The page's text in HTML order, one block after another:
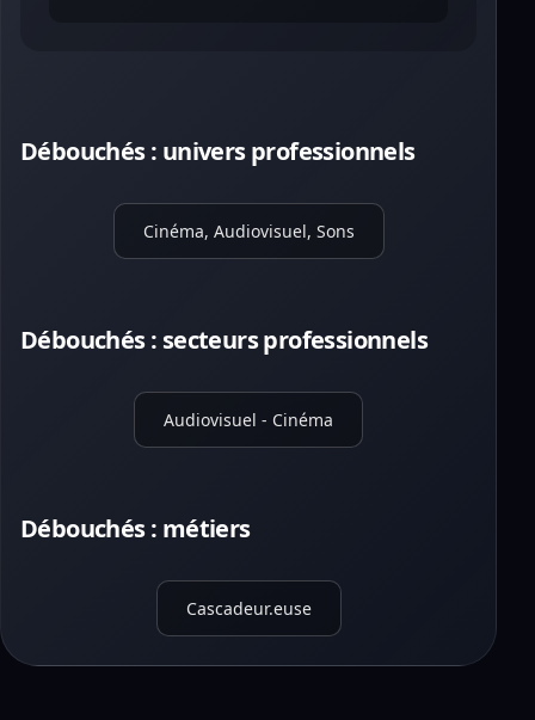
Débouchés : univers professionnels
Cinéma, Audiovisuel, Sons
Débouchés : secteurs professionnels
Audiovisuel - Cinéma
Débouchés : métiers
Cascadeur.euse